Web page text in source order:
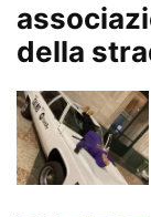
della